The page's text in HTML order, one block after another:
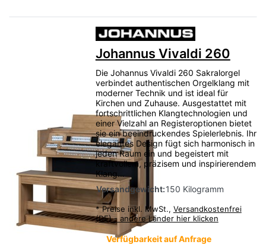
Johannus Vivaldi 260
Die Johannus Vivaldi 260 Sakralorgel
verbindet authentischen Orgelklang mit
moderner Technik und ist ideal für
Kirchen und Zuhause. Ausgestattet mit
fortschrittlichen Klangtechnologien und
einer Vielzahl an Registeroptionen bietet
sie ein beeindruckendes Spielerlebnis. Ihr
elegantes Design fügt sich harmonisch in
jeden Raum ein und begeistert mit
kraftvollem, präzisem und inspirierendem
Klang…
Versandgewicht:150 Kilogramm
* Preise inkl. MwSt., Versandkostenfrei
(DE) - andere Länder hier klicken
Verfügbarkeit auf Anfrage